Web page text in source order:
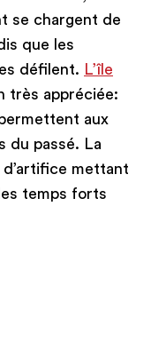
se chargent de
que les
défilent. L’île
très appréciée:
aux
du passé. La
mettant
temps forts